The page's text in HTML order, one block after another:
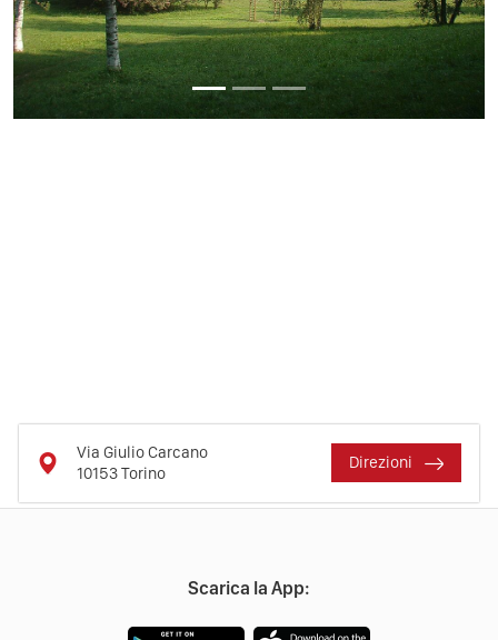
Via Giulio Carcano
10153Torino
Direzioni
Scarica la App: